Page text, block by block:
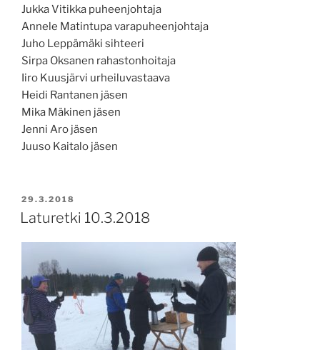
Jukka Vitikka puheenjohtaja
Annele Matintupa varapuheenjohtaja
Juho Leppämäki sihteeri
Sirpa Oksanen rahastonhoitaja
Iiro Kuusjärvi urheiluvastaava
Heidi Rantanen jäsen
Mika Mäkinen jäsen
Jenni Aro jäsen
Juuso Kaitalo jäsen
JULKAISTU
29.3.2018
Laturetki 10.3.2018